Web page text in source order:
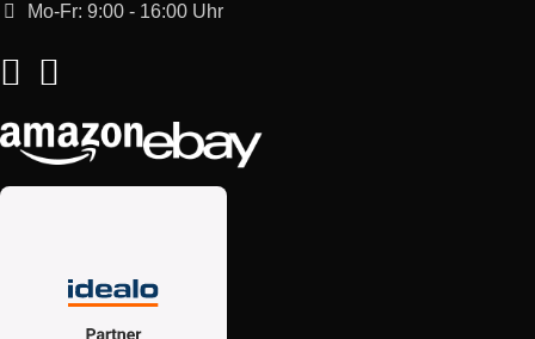
Mo-Fr: 9:00 - 16:00 Uhr